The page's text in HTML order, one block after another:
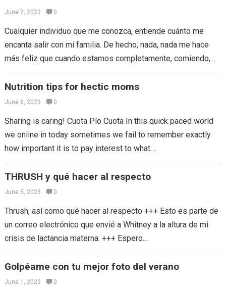
June 7, 2023 0
Cualquier individuo que me conozca, entiende cuánto me
encanta salir con mi familia. De hecho, nada, nada me hace
más feliz que cuando estamos completamente, comiendo,
Nutrition tips for hectic moms
June 6, 2023 0
Sharing is caring! Cuota Pío Cuota In this quick paced world
we online in today sometimes we fail to remember exactly
how important it is to pay interest to what…
THRUSH y qué hacer al respecto
June 5, 2023 0
Thrush, así como qué hacer al respecto +++ Esto es parte de
un correo electrónico que envié a Whitney a la altura de mi
crisis de lactancia materna. +++ Espero…
Golpéame con tu mejor foto del verano
June 1, 2023 0